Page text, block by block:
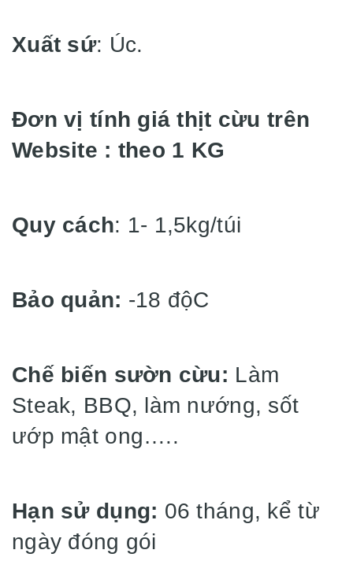
Xuất sứ: Úc.
Đơn vị tính giá thịt cừu trên
Website : theo 1 KG
Quy cách: 1- 1,5kg/túi
Bảo quản: -18 độC
Chế biến sườn cừu: Làm
Steak, BBQ, làm nướng, sốt
ướp mật ong…..
Hạn sử dụng: 06 tháng, kể từ
ngày đóng gói